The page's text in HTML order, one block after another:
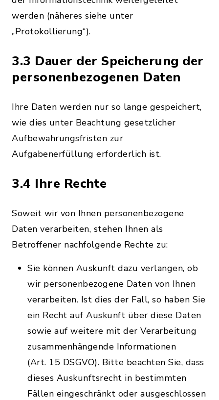
werden (näheres siehe unter
„Protokollierung“).
3.3 Dauer der Speicherung der
personenbezogenen Daten
Ihre Daten werden nur so lange gespeichert,
wie dies unter Beachtung gesetzlicher
Aufbewahrungsfristen zur
Aufgabenerfüllung erforderlich ist.
3.4 Ihre Rechte
Soweit wir von Ihnen personenbezogene
Daten verarbeiten, stehen Ihnen als
Betroffener nachfolgende Rechte zu:
Sie können Auskunft dazu verlangen, ob
wir personenbezogene Daten von Ihnen
verarbeiten. Ist dies der Fall, so haben Sie
ein Recht auf Auskunft über diese Daten
sowie auf weitere mit der Verarbeitung
zusammenhängende Informationen
(Art. 15 DSGVO). Bitte beachten Sie, dass
dieses Auskunftsrecht in bestimmten
Fällen eingeschränkt oder ausgeschlossen